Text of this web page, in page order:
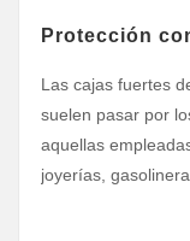
Protección
Las cajas fuertes
suelen pasar por
aquellas
joyerías,